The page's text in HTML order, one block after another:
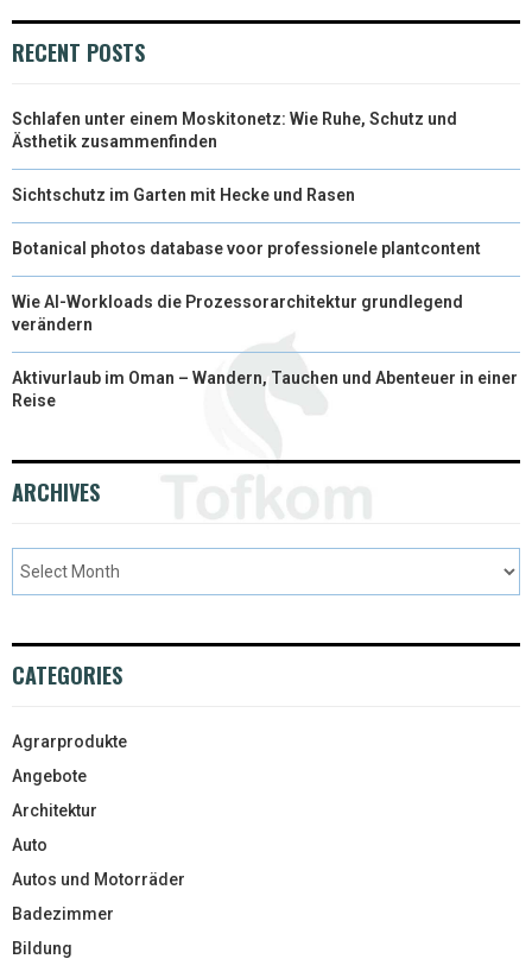
RECENT POSTS
Schlafen unter einem Moskitonetz: Wie Ruhe, Schutz und
Ästhetik zusammenfinden
Sichtschutz im Garten mit Hecke und Rasen
Botanical photos database voor professionele plantcontent
Wie AI-Workloads die Prozessorarchitektur grundlegend
verändern
Aktivurlaub im Oman – Wandern, Tauchen und Abenteuer in einer
Reise
ARCHIVES
CATEGORIES
Agrarprodukte
Angebote
Architektur
Auto
Autos und Motorräder
Badezimmer
Bildung